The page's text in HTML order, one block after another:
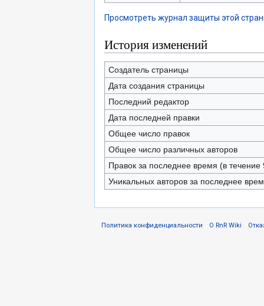
Просмотреть журнал защиты этой
История изменений
Создатель страницы
Дата создания страницы
Последний редактор
Дата последней правки
Общее число правок
Общее число различных авторов
Правок за последнее время (в течение
Уникальных авторов за последнее
Политика конфиденциальности О RnR Wiki